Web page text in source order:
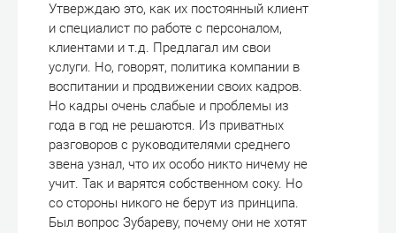
Утверждаю это, как их постоянный клиент
и специалист по работе с персоналом,
клиентами и т.д. Предлагал им свои
услуги. Но, говорят, политика компании в
воспитании и продвижении своих кадров.
Но кадры очень слабые и проблемы из
года в год не решаются. Из приватных
разговоров с руководителями среднего
звена узнал, что их особо никто ничему не
учит. Так и варятся собственном соку. Но
со стороны никого не берут из принципа.
Был вопрос Зубареву, почему они не хотят